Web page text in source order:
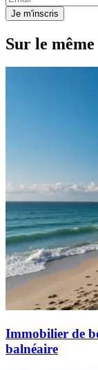
Je m'inscris
Sur le
Immobilier de
balnéaire